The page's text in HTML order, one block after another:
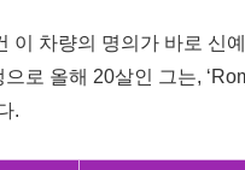
이 차량의 명의가 바로 신
로 올해 20살인 그는,
.